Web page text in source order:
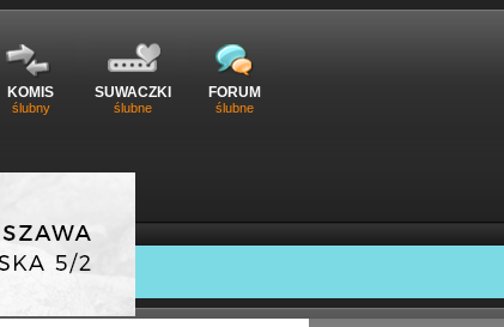
KOMIS
ślubny
SUWACZKI
ślubne
FORUM
ślubne